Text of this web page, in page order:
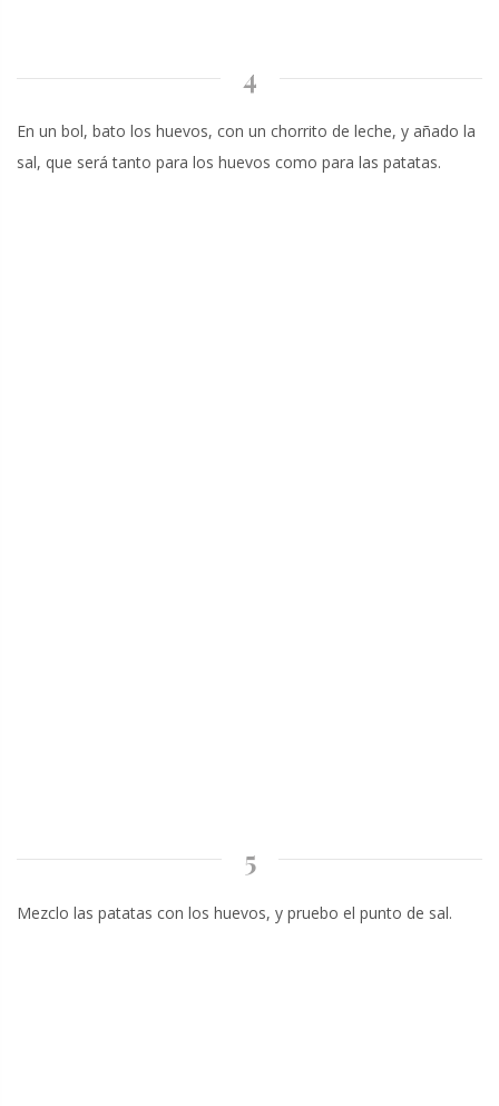
4
En un bol, bato los huevos, con un chorrito de leche, y añado la
sal, que será tanto para los huevos como para las patatas.
5
Mezclo las patatas con los huevos, y pruebo el punto de sal.